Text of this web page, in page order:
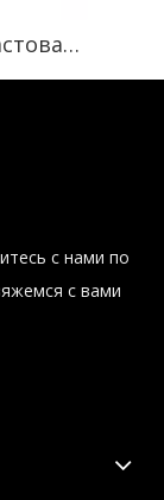
Пенопластовая машина
с нами по
с вами